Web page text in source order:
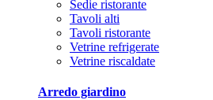
Sedie ristorante
Tavoli alti
Tavoli ristorante
Vetrine refrigerate
Vetrine riscaldate
Arredo giardino